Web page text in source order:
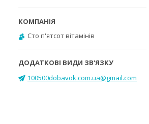
Cто п'ятсот вітамінів
100500dobavok.com.ua@gmail.com